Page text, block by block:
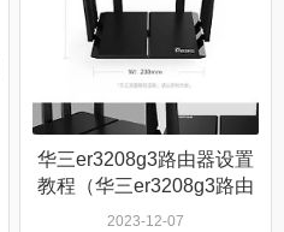
华三er3208g3路由器设置
教程（华三er3208g3路由
器怎么设置）
2023-12-07